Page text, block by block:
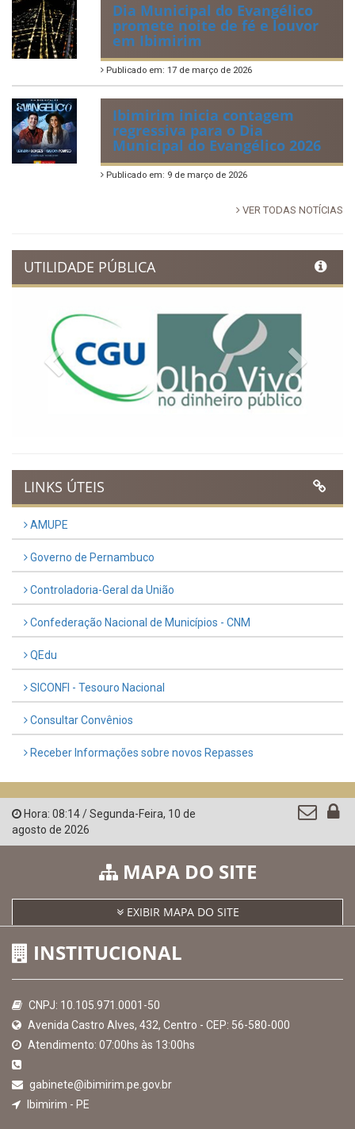
Dia Municipal do Evangélico
promete noite de fé e louvor
em Ibimirim
Publicado em: 17 de março de 2026
Ibimirim inicia contagem
regressiva para o Dia
Municipal do Evangélico 2026
Publicado em: 9 de março de 2026
VER TODAS NOTÍCIAS
UTILIDADE PÚBLICA
Previous
LINKS ÚTEIS
AMUPE
Governo de Pernambuco
Controladoria-Geral da União
Confederação Nacional de Municípios - CNM
QEdu
SICONFI - Tesouro Nacional
Consultar Convênios
Receber Informações sobre novos Repasses
Hora: 08:14/Segunda-Feira, 10 de
agosto de 2026
MAPA DO SITE
EXIBIR MAPA DO SITE
INSTITUCIONAL
CNPJ: 10.105.971.0001-50
Avenida Castro Alves, 432, Centro - CEP: 56-580-000
Atendimento: 07:00hs às 13:00hs
gabinete@ibimirim.pe.gov.br
Ibimirim - PE